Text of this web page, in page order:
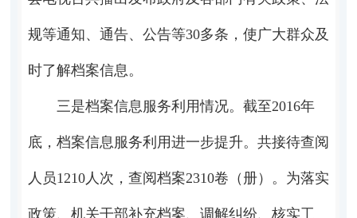
规等通知、通告、公告等30多条，使广大群众及
时了解档案信息。
三是档案信息服务利用情况。截至2016年
底，档案信息服务利用进一步提升。共接待查阅
人员1210人次，查阅档案2310卷（册）。为落实
政策、机关干部补充档案、调解纠纷、核实工